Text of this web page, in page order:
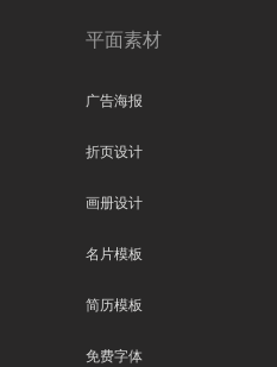
平面素材
广告海报
折页设计
画册设计
名片模板
简历模板
免费字体